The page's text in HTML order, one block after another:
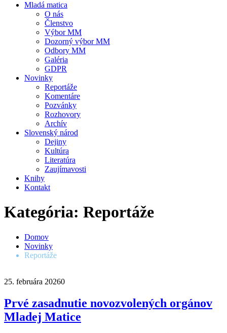
Mladá Matica
Mladá matica
O nás
Členstvo
Výbor MM
Dozorný výbor MM
Odbory MM
Galéria
GDPR
Novinky
Reportáže
Komentáre
Pozvánky
Rozhovory
Archív
Slovenský národ
Dejiny
Kultúra
Literatúra
Zaujímavosti
Knihy
Kontakt
Kategória: Reportáže
Domov
Novinky
Reportáže
25. februára 20260
Prvé zasadnutie novozvolených orgánov
Mladej Matice